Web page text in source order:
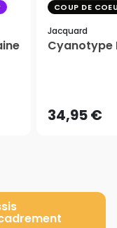
COUP DE
Jacquard
Cyanotype
34,95 €